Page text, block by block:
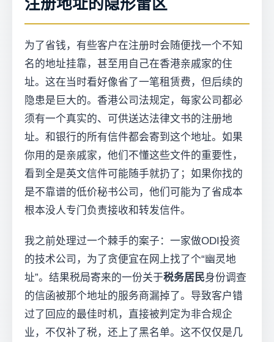
注册地址的隐形雷区
为了省钱，有些客户在注册时会随便找一个不知
名的地址挂靠，甚至用自己在香港亲戚家的住
址。这在当时看好像省了一笔租赁费，但后续的
隐患是巨大的。香港公司法规定，每家公司都必
须有一个真实的、可供送达法律文书的注册地
址。和银行的所有信件都会寄到这个地址。如果
你用的是亲戚家，他们不懂这些文件的重要性，
看到全是英文信件可能随手就扔了；如果你找的
是不靠谱的低价秘书公司，他们可能为了省成本
根本没人专门负责接收和转发信件。
我之前处理过一个棘手的案子：一家做ODI投资
的技术公司，为了贪便宜在网上找了个“幽灵地
址”。结果税局寄来的一份关于税务居民身份调查
的信函被那个地址的服务商漏掉了。导致客户错
过了回应的最佳时机，直接被判定为非合规企
业，不仅补了税，还上了黑名单。这不仅仅是几